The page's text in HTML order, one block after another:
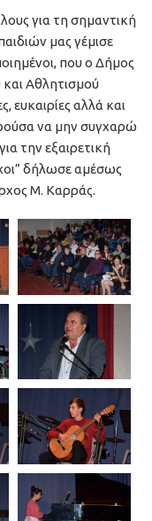
για τη σημαντική
μας γέμισε
που ο Δήμος
Αθλητισμού
ευκαιρίες αλλά και
να μην συγχαρώ
την εξαιρετική
δήλωσε αμέσως
Μ. Καρράς.